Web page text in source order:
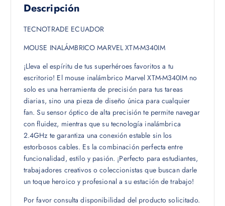
Descripción
TECNOTRADE ECUADOR
MOUSE INALÁMBRICO MARVEL XTM-M340IM
¡Lleva el espíritu de tus superhéroes favoritos a tu
escritorio! El mouse inalámbrico Marvel XTM-M340IM no
solo es una herramienta de precisión para tus tareas
diarias, sino una pieza de diseño única para cualquier
fan. Su sensor óptico de alta precisión te permite navegar
con fluidez, mientras que su tecnología inalámbrica
2.4GHz te garantiza una conexión estable sin los
estorbosos cables. Es la combinación perfecta entre
funcionalidad, estilo y pasión. ¡Perfecto para estudiantes,
trabajadores creativos o coleccionistas que buscan darle
un toque heroico y profesional a su estación de trabajo!
Por favor consulta disponibilidad del producto solicitado.